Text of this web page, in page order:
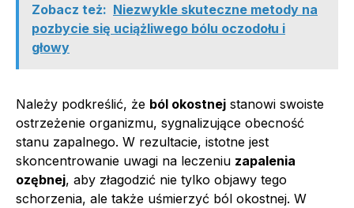
Zobacz też: Niezwykle skuteczne metody na
pozbycie się uciążliwego bólu oczodołu i
głowy
Należy podkreślić, że ból okostnej stanowi swoiste
ostrzeżenie organizmu, sygnalizujące obecność
stanu zapalnego. W rezultacie, istotne jest
skoncentrowanie uwagi na leczeniu zapalenia
ozębnej, aby złagodzić nie tylko objawy tego
schorzenia, ale także uśmierzyć ból okostnej. W